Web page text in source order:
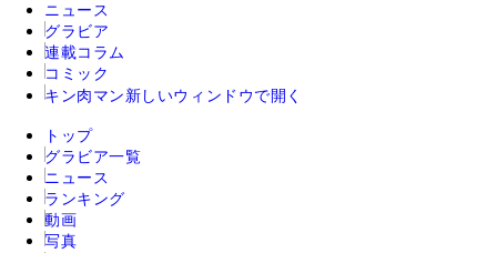
ニュース
グラビア
連載コラム
コミック
キン肉マン 新しいウィンドウで開く
トップ
グラビア一覧
ニュース
ランキング
動画
写真